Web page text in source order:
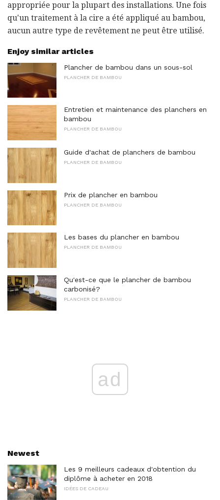
appropriée pour la plupart des installations. Une fois
qu'un traitement à la cire a été appliqué au bambou,
aucun autre type de revêtement ne peut être utilisé.
Enjoy similar articles
Plancher de bambou dans un sous-sol
PLANCHER DE BAMBOU
Entretien et maintenance des planchers en
bambou
PLANCHER DE BAMBOU
Guide d'achat de planchers de bambou
PLANCHER DE BAMBOU
Prix ​​de plancher en bambou
PLANCHER DE BAMBOU
Les bases du plancher en bambou
PLANCHER DE BAMBOU
Qu'est-ce que le plancher de bambou
carbonisé?
PLANCHER DE BAMBOU
ad
Newest
Les 9 meilleurs cadeaux d'obtention du
diplôme à acheter en 2018
IDÉES DE CADEAU